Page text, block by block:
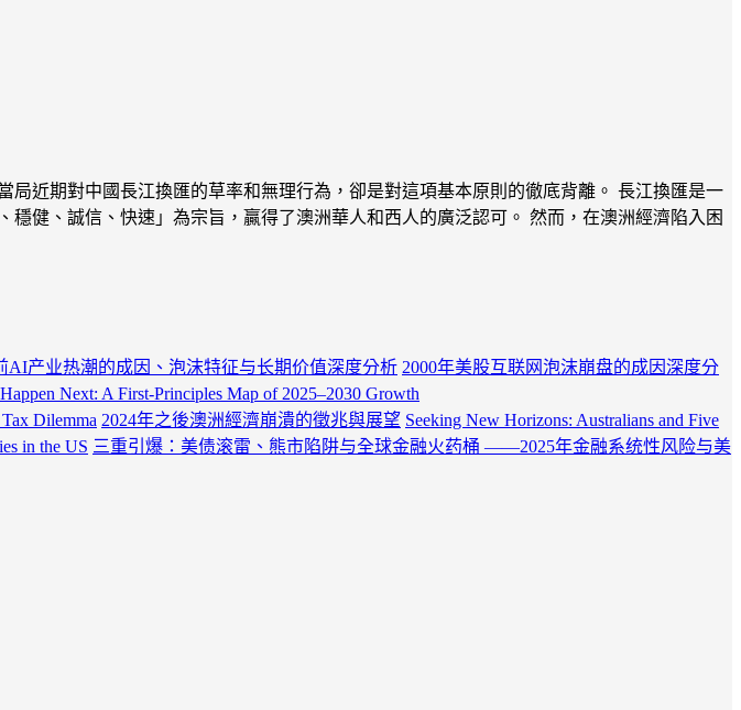
近期對中國長江換匯的草率和無理行為，卻是對這項基本原則的徹底背離。 長江換匯是一
健、誠信、快速」為宗旨，贏得了澳洲華人和西人的廣泛認可。 然而，在澳洲經濟陷入困
AI产业热潮的成因、泡沫特征与长期价值深度分析 2000年美股互联网泡沫崩盘的成因深度分
Next: A First-Principles Map of 2025–2030 Growth
Dilemma 2024年之後澳洲經濟崩潰的徵兆與展望 Seeking New Horizons: Australians and Five
in the US 三重引爆：美债滚雷、熊市陷阱与全球金融火药桶 ——2025年金融系统性风险与美